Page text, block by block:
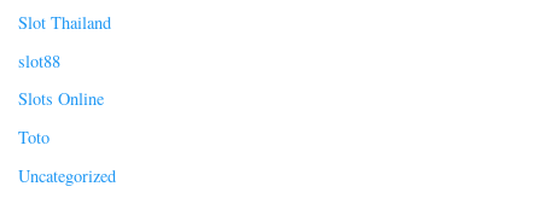
Slot Thailand
slot88
Slots Online
Toto
Uncategorized